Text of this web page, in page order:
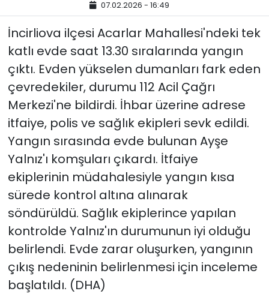
07.02.2026 - 16:49
İncirliova ilçesi Acarlar Mahallesi'ndeki tek
katlı evde saat 13.30 sıralarında yangın
çıktı. Evden yükselen dumanları fark eden
çevredekiler, durumu 112 Acil Çağrı
Merkezi'ne bildirdi. İhbar üzerine adrese
itfaiye, polis ve sağlık ekipleri sevk edildi.
Yangın sırasında evde bulunan Ayşe
Yalnız'ı komşuları çıkardı. İtfaiye
ekiplerinin müdahalesiyle yangın kısa
sürede kontrol altına alınarak
söndürüldü. Sağlık ekiplerince yapılan
kontrolde Yalnız'ın durumunun iyi olduğu
belirlendi. Evde zarar oluşurken, yangının
çıkış nedeninin belirlenmesi için inceleme
başlatıldı. (DHA)
TEKNOLOJİ
Yaşam
YEREL POLİTİKA
YEREL YÖNETİMLER
Yurt